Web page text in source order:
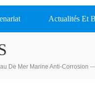
Actualités Et
De Mer Marine Anti-Corrosion